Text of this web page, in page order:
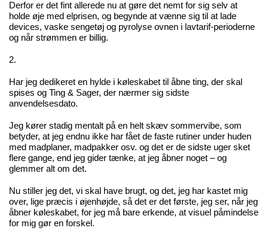
Derfor er det fint allerede nu at gøre det nemt for sig selv at
holde øje med elprisen, og begynde at vænne sig til at lade
devices, vaske sengetøj og pyrolyse ovnen i lavtarif-perioderne
og når strømmen er billig.
2.
Har jeg dedikeret en hylde i køleskabet til åbne ting, der skal
spises og Ting & Sager, der nærmer sig sidste
anvendelsesdato.
Jeg kører stadig mentalt på en helt skæv sommervibe, som
betyder, at jeg endnu ikke har fået de faste rutiner under huden
med madplaner, madpakker osv. og det er de sidste uger sket
flere gange, end jeg gider tænke, at jeg åbner noget – og
glemmer alt om det.
Nu stiller jeg det, vi skal have brugt, og det, jeg har kastet mig
over, lige præcis i øjenhøjde, så det er det første, jeg ser, når jeg
åbner køleskabet, for jeg må bare erkende, at visuel påmindelse
for mig gør en forskel.